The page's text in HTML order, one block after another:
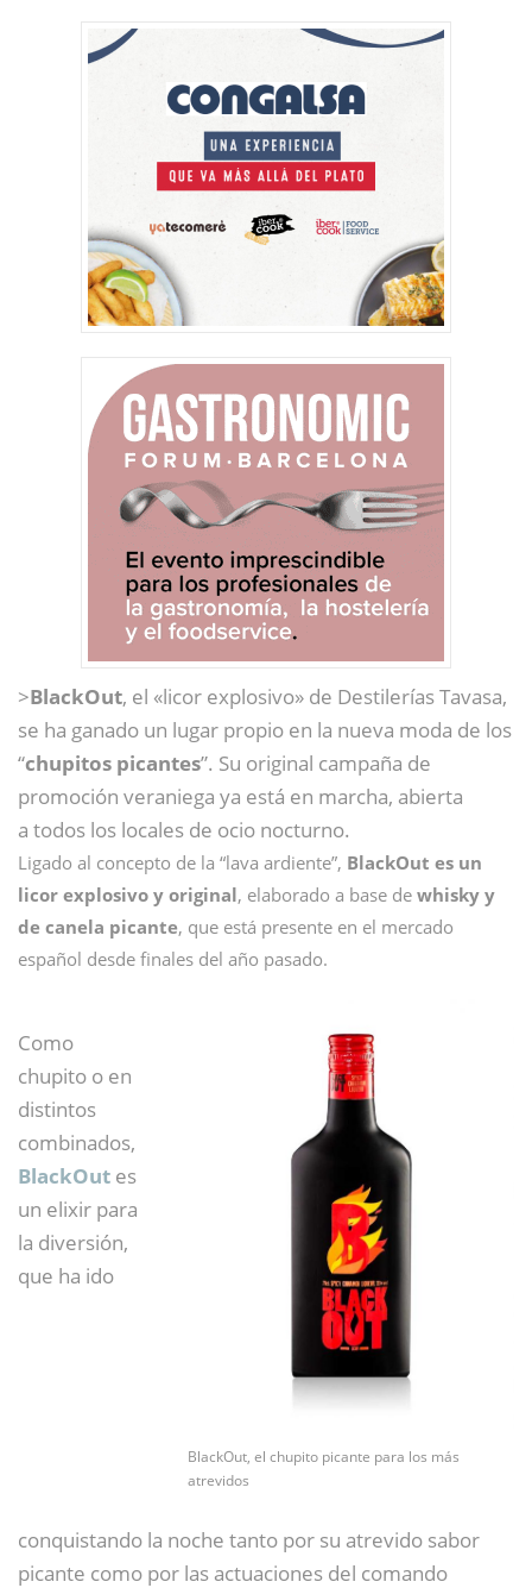
>BlackOut, el «licor explosivo» de Destilerías Tavasa,
se ha ganado un lugar propio en la nueva moda de los
“chupitos picantes”. Su original campaña de
promoción veraniega ya está en marcha, abierta
a todos los locales de ocio nocturno.
Ligado al concepto de la “lava ardiente”, BlackOut es un
licor explosivo y original, elaborado a base de whisky y
de canela picante, que está presente en el mercado
español desde finales del año pasado.
BlackOut, el chupito picante para los más
atrevidos
Como
chupito o en
distintos
combinados,
BlackOut es
un elixir para
la diversión,
que ha ido
conquistando la noche tanto por su atrevido sabor
picante como por las actuaciones del comando